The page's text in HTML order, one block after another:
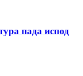
пада испод